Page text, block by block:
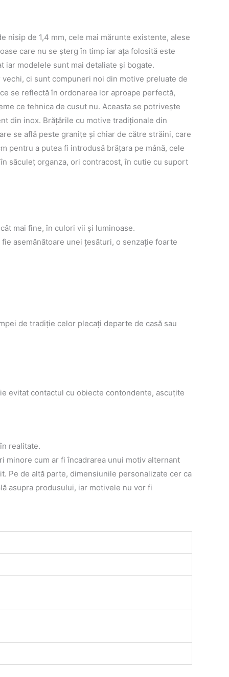
nisip de 1,4 mm, cele mai mărunte existente, alese
care nu se șterg în timp iar aţa folosită este
iar modelele sunt mai detaliate și bogate.
ci sunt compuneri noi din motive preluate de
se reflectă în ordonarea lor aproape perfectă,
ce tehnica de cusut nu. Aceasta se potriveşte
din inox. Brăţările cu motive tradiţionale din
se află peste graniţe şi chiar de către străini, care
pentru a putea fi introdusă brăţara pe mână, cele
săculeţ organza, ori contracost, în cutie cu suport
mai fine, în culori vii şi luminoase.
asemănătoare unei ţesături, o senzaţie foarte
de tradiţie celor plecaţi departe de casă sau
evitat contactul cu obiecte contondente, ascuţite
realitate.
minore cum ar fi încadrarea unui motiv alternant
Pe de altă parte, dimensiunile personalizate cer ca
asupra produsului, iar motivele nu vor fi